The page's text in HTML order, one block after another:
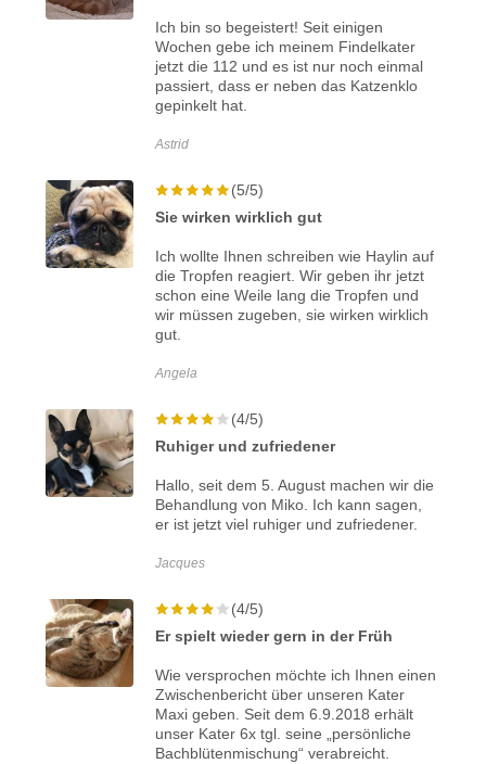
Ich bin so begeistert! Seit einigen
Wochen gebe ich meinem Findelkater
jetzt die 112 und es ist nur noch einmal
passiert, dass er neben das Katzenklo
gepinkelt hat.
Astrid
(5/5)
Sie wirken wirklich gut
Ich wollte Ihnen schreiben wie Haylin auf
die Tropfen reagiert. Wir geben ihr jetzt
schon eine Weile lang die Tropfen und
wir müssen zugeben, sie wirken wirklich
gut.
Angela
(4/5)
Ruhiger und zufriedener
Hallo, seit dem 5. August machen wir die
Behandlung von Miko. Ich kann sagen,
er ist jetzt viel ruhiger und zufriedener.
Jacques
(4/5)
Er spielt wieder gern in der Früh
Wie versprochen möchte ich Ihnen einen
Zwischenbericht über unseren Kater
Maxi geben. Seit dem 6.9.2018 erhält
unser Kater 6x tgl. seine „persönliche
Bachblütenmischung“ verabreicht.